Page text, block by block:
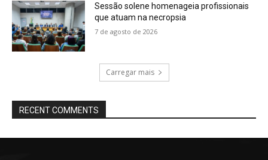
Sessão solene homenageia profissionais
que atuam na necropsia
7 de agosto de 2026
Carregar mais
RECENT COMMENTS